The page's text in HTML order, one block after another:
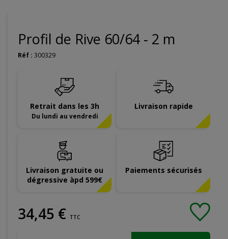
Profil de Rive 60/64 - 2 m
Réf : 300329
Retrait dans les 3h
Du lundi au vendredi
Livraison rapide
Livraison gratuite ou
dégressive àpd 599€
Paiements sécurisés
34,45 € TTC